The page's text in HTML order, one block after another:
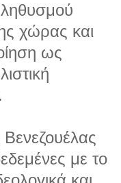
χώρας και
ως
με το